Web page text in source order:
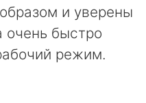
и уверены
очень быстро
режим.